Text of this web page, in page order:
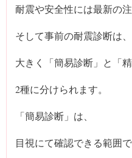
耐震や安全性には最新の注
そして事前の耐震診断は、
大きく「簡易診断」と「
2種に分けられます。
「簡易診断」は、
目視にて確認できる範囲で